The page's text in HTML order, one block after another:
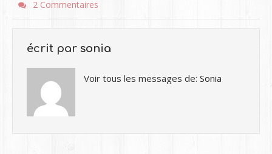
2 Commentaires
écrit par sonia
Voir tous les messages de: Sonia